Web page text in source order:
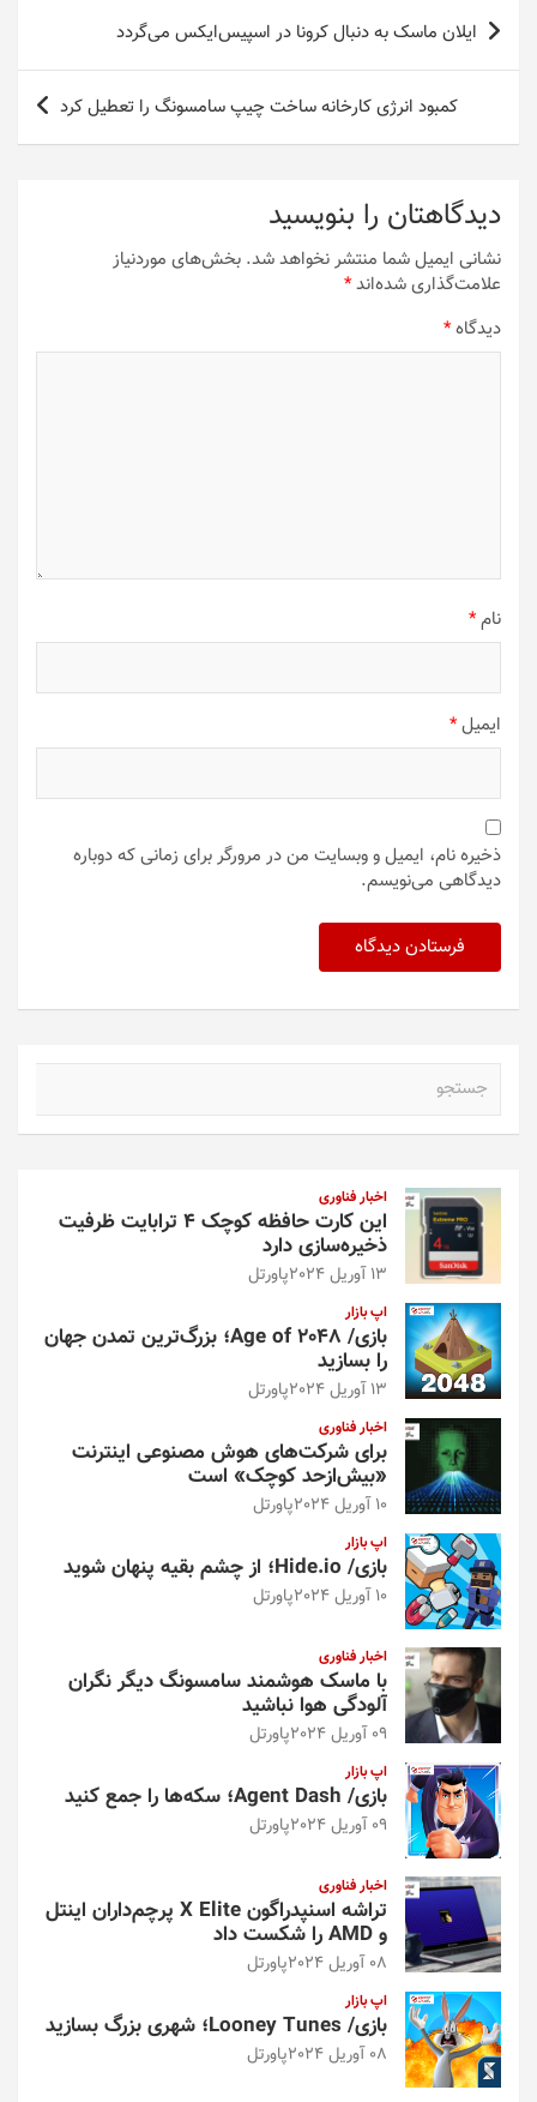
راهبری
نوشته
ایلان ماسک به دنبال کرونا در اسپیس‌ایکس می‌گردد
کمبود انرژی کارخانه ساخت چیپ سامسونگ را تعطیل کرد
دیدگاهتان را بنویسید
نشانی ایمیل شما منتشر نخواهد شد. بخش‌های موردنیاز
علامت‌گذاری شده‌اند*
دیدگاه*
نام*
ایمیل*
ذخیره نام، ایمیل و وبسایت من در مرورگر برای زمانی که دوباره
دیدگاهی می‌نویسم.
اخبار فناوری
این کارت حافظه کوچک ۴ ترابایت ظرفیت
ذخیره‌سازی دارد
13 آوریل 2024 پاورتل
اپ بازار
بازی/ Age of 2048؛ بزرگ‌ترین تمدن جهان
را بسازید
13 آوریل 2024 پاورتل
اخبار فناوری
برای شرکت‌های هوش مصنوعی اینترنت
«بیش‌از‌حد کوچک» است
10 آوریل 2024 پاورتل
اپ بازار
بازی/ Hide.io؛ از چشم بقیه پنهان شوید
10 آوریل 2024 پاورتل
اخبار فناوری
با ماسک هوشمند سامسونگ دیگر نگران
آلودگی هوا نباشید
09 آوریل 2024 پاورتل
اپ بازار
بازی/ Agent Dash؛ سکه‌ها را جمع کنید
09 آوریل 2024 پاورتل
اخبار فناوری
تراشه اسنپدراگون X Elite پرچم‌داران اینتل
و AMD را شکست داد
08 آوریل 2024 پاورتل
اپ بازار
بازی/ Looney Tunes؛ شهری بزرگ بسازید
08 آوریل 2024 پاورتل